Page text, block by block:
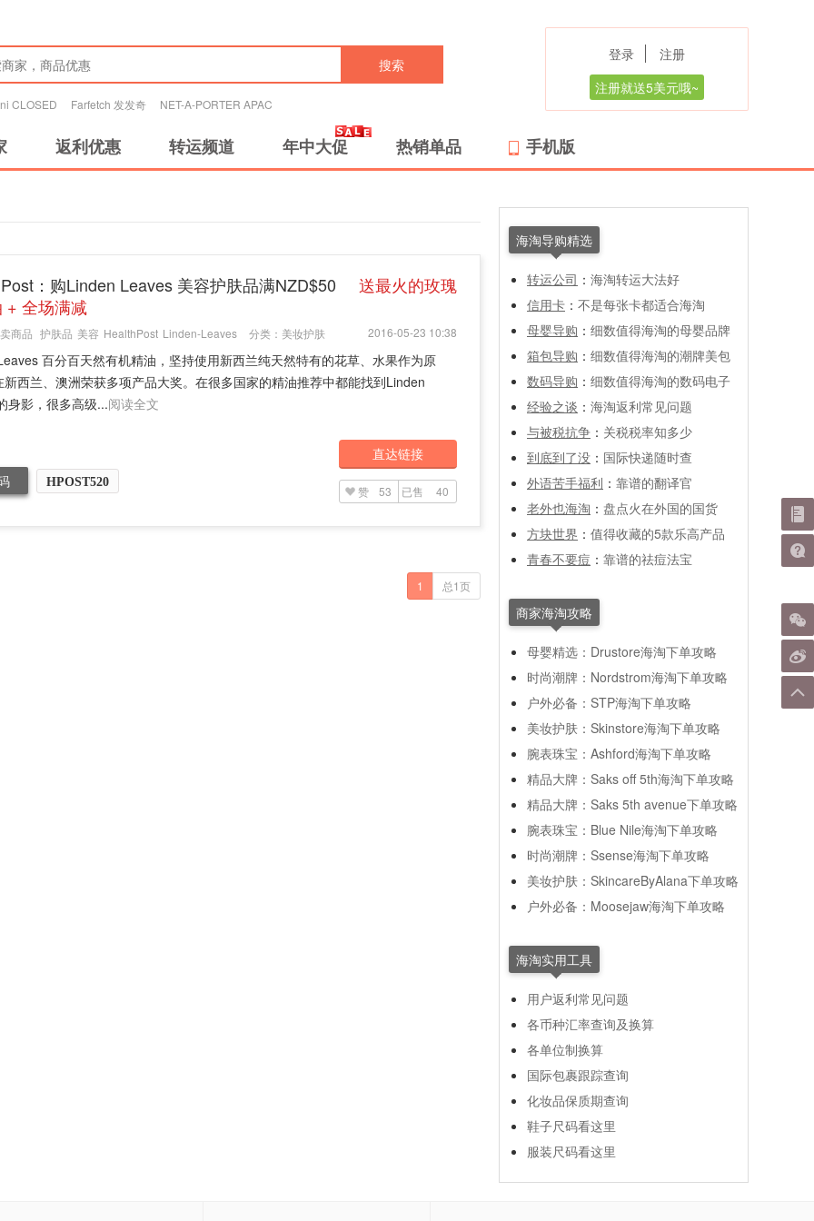
搜索
CLOSED Farfetch 发发奇 NET-A-PORTER APAC
登录
注册
注册就送5美元哦~
返利优惠 转运频道 年中大促 热销单品 手机版
：购Linden Leaves 美容护肤品满NZD$50
送最火的玫瑰
+ 全场满减
2016-05-23 10:38
商品 护肤品 美容 HealthPost Linden-Leaves 分类： 美妆护肤
百分百天然有机精油，坚持使用新西兰纯天然特有的花草、水果作为原
新西兰、澳洲荣获多项产品大奖。在很多国家的精油推荐中都能找到Linden
身影，很多高级...阅读全文
HPOST520
直达链接
赞 53 已售 40
1 总1页
海淘导购精选
转运公司 ： 海淘转运大法好
信用卡 ： 不是每张卡都适合海淘
母婴导购 ： 细数值得海淘的母婴品牌
箱包导购 ： 细数值得海淘的潮牌美包
数码导购 ： 细数值得海淘的数码电子
经验之谈 ： 海淘返利常见问题
与被税抗争 ： 关税税率知多少
到底到了没 ： 国际快递随时查
外语苦手福利 ： 靠谱的翻译官
老外也海淘 ： 盘点火在外国的国货
方块世界 ： 值得收藏的5款乐高产品
青春不要痘 ： 靠谱的祛痘法宝
商家海淘攻略
母婴精选：Drustore海淘下单攻略
时尚潮牌：Nordstrom海淘下单攻略
户外必备：STP海淘下单攻略
美妆护肤：Skinstore海淘下单攻略
腕表珠宝：Ashford海淘下单攻略
精品大牌：Saks off 5th海淘下单攻略
精品大牌：Saks 5th avenue下单攻略
腕表珠宝：Blue Nile海淘下单攻略
时尚潮牌：Ssense海淘下单攻略
美妆护肤：SkincareByAlana下单攻略
户外必备：Moosejaw海淘下单攻略
海淘实用工具
用户返利常见问题
各币种汇率查询及换算
各单位制换算
国际包裹跟踪查询
化妆品保质期查询
鞋子尺码看这里
服装尺码看这里